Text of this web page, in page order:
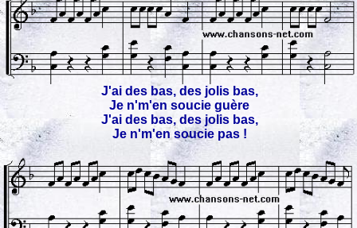
J'ai des bas, des jolis bas,
Je n'm'en soucie guère
J'ai des bas, des jolis bas,
Je n'm'en soucie pas !